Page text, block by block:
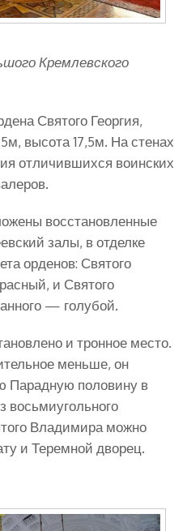
Кремлевского
Святого Георгия,
высота 17,5м. На стенах
отличившихся воинских
восстановленные
залы, в отделке
орденов: Святого
и Святого
— голубой.
и тронное место.
меньше, он
Парадную половину в
восьмиугольного
Владимира можно
и Теремной дворец.